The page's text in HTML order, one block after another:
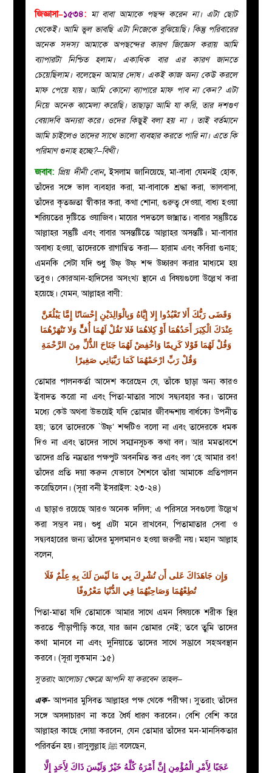
করুন
জিজ্ঞাসা–১৫৩৪: মা বাবা আমাকে পছন্দ করেন না। এটা ছোট
থেকেই। আমি ভুল ভাবছি এটা নিজেকে বুঝিয়েছি। কিন্তু পরিবারের
অনেক সদস্য আমাকে অপছন্দের কারণ জিজ্ঞেস করায় আমি
ব্যাপারটা নিশ্চিত হলাম। একাধিক বার এর কারণ জানতে
চেয়েছিলাম। বলেছেন আমার দোষ। একই কাজ অন্য কেউ করলে
মাফ পেয়ে যায়। আমি কোনো ব্যাপারে মাফ পাব না কেন? এটা
নিয়ে অনেক ঝামেলা করেছি। তাছাড়া আমি যা করি, তার দশগুণ
বেয়াদবি অন্যরা করে। ওদের কিছুই বলা হয় না । তাই বর্তমানে
আমি চাইলেও তাদের সাথে ভালো ব্যবহার করতে পারি না। এতে কি
পরিমাণ গুনাহ হচ্ছে?–বিথী।
জবাব: প্রিয় দীনী বোন, ইসলাম জানিয়েছে, মা-বাবা যেমনই হোক,
তাঁদের সঙ্গে ভাল ব্যবহার করা, মা-বাবাকে শ্রদ্ধা করা, ভালবাসা,
তাঁদের কৃতজ্ঞতা স্বীকার করা, কথা শোনা, গুরুত্ব দেওয়া, বাধ্য হওয়া
শরিয়তের দৃষ্টিতে ওয়াজিব। মায়ের পদতলে জান্নাত।বাবার সন্তুষ্টিতে
আল্লাহর সন্তুষ্টি এবং বাবার অসন্তষ্টিতে আল্লাহর অসন্তষ্টি।মা-বাবার
অবাধ্য হওয়া, তাদেরকে রাগান্বিত করা— হারাম এবং কবিরা গুনাহ;
এমনকি সেটা যদি শুধু উফ্‌ উফ্‌ শব্দ উচ্চারণ করার মাধ্যমে হয়
তবুও। কোরআন-হাদিসের অসংখ্য স্থানে এ বিষয়গুলো উল্লেখ করা
হয়েছে। যেমন, আল্লাহর বাণী:
وَقَضَى رَبُّكَ أَلا تَعْبُدُوا إِلا إِيَّاهُ وَبِالْوَالِدَيْنِ إِحْسَانًا إِمَّا يَبْلُغَنَّ
عِنْدَكَ الْكِبَرَ أَحَدُهُمَا أَوْ كِلاهُمَا فَلا تَقُلْ لَهُمَا أُفٍّ وَلا تَنْهَرْهُمَا
وَقُلْ لَهُمَا قَوْلا كَرِيمًا وَاخْفِضْ لَهُمَا جَنَاحَ الذُّلِّ مِنَ الرَّحْمَةِ
وَقُلْ رَبِّ ارْحَمْهُمَا كَمَا رَبَّيَانِي صَغِيرًا
তোমার পালনকর্তা আদেশ করেছেন যে, তাঁকে ছাড়া অন্য কারও
ইবাদত করো না এবং পিতা-মাতার সাথে সদ্ব্যবহার কর। তাদের
মধ্যে কেউ অথবা উভয়েই যদি তোমার জীবদ্দশায় বার্ধক্যে উপনীত
হয়; তবে তাদেরকে `উফ্‌’ শব্দটিও বলো না এবং তাদেরকে ধমক
দিও না এবংতাদের সাথে সম্মানসূচক কথা বল।আর মমতাবশে
তাদের প্রতি নম্রতার পক্ষপুট অবনমিত কর এবং বল ‘হে আমার রব!
তাঁদের প্রতি দয়া করুন যেভাবে শৈশবে তাঁরা আমাকে প্রতিপালন
করেছিলেন। (সূরা বনী ইসরাইল: ২৩-২৪)
এ ছাড়াও রয়েছে আরও অনেক দলিল; এ পরিসরে সবগুলো উল্লেখ
করা সম্ভব নয়। শুধু এটা মনে রাখবেন, পিতামাতার সেবা ও
সদ্ব্যবহারের জন্য তাঁদের মুসলমানও হওয়া জরুরী নয়। মহান আল্লাহ
বলেন,
وَإِن جَاهَدَاكَ عَلى أَن تُشْرِكَ بِي مَا لَيْسَ لَكَ بِهِ عِلْمٌ فَلَا
تُطِعْهُمَا وَصَاحِبْهُمَا فِي الدُّنْيَا مَعْرُوفًا
পিতা-মাতা যদি তোমাকে আমার সাথে এমন বিষয়কে শরীক স্থির
করতে পীড়াপীড়ি করে, যার জ্ঞান তোমার নেই; তবে তুমি তাদের
কথা মানবে না এবং দুনিয়াতে তাদের সাথে সদ্ভাবে সহঅবস্থান
করবে। (সূরা লুকমান :১৫)
সুতরাং আলোচ্য ক্ষেত্রে আপনি যা করবেন তাহল–
এক-আপনার মুসিবত আল্লাহর পক্ষ থেকে পরীক্ষা। সুতরাং তাঁদের
সঙ্গে অসদাচারণ না করে ধৈর্য ধারণ করবেন। বেশি বেশি করে
আল্লাহর কাছে দোয়া করবেন, যেন তোমার তাঁদের মন-মানসিকতার
পরিবর্তন হয়। রাসুলুল্লাহ ﷺ বলেছেন,
عَجَبًا لِأَمْرِ الْمُؤْمِنِ إِنَّ أَمْرَهُ كُلَّهُ خَيْرٌ وَلَيْسَ ذَاكَ لِأَحَدٍ إِلَّا